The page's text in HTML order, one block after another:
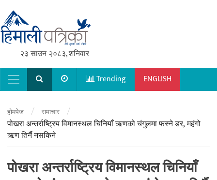
२३ साउन २०८३, शनिवार
Main NavigationTrending ENGLISH
होमपेज / समाचार /
पोखरा अन्तर्राष्ट्रिय विमानस्थल चिनियाँ ऋणको चंगुलमा फस्ने डर, महंगो
ऋण तिर्नै नसकिने
पोखरा अन्तर्राष्ट्रिय विमानस्थल चिनियाँ